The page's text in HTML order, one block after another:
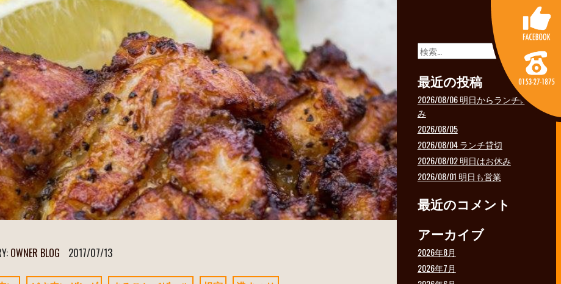
OWNER BLOG 2017/07/13
検
索:
最近の投稿
2026/08/06 明日からランチ休
み
2026/08/05
2026/08/04 ランチ貸切
2026/08/02 明日はお休み
2026/08/01 明日も営業
最近のコメント
アーカイブ
2026年8月
2026年7月